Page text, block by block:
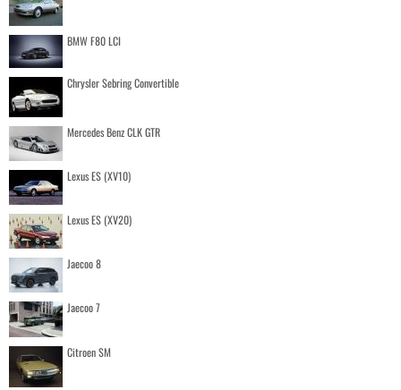
BMW F80 LCI
Chrysler Sebring Convertible
Mercedes Benz CLK GTR
Lexus ES (XV10)
Lexus ES (XV20)
Jaecoo 8
Jaecoo 7
Citroen SM